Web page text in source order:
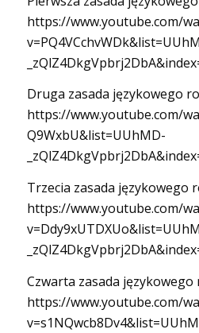
https://www.youtube.com/
Druga zasada językowego
https://www.youtube.com/
Q9WxbU&list=UUhMD-
Trzecia zasada językowego
https://www.youtube.com/
Czwarta zasada językowego
https://www.youtube.com/